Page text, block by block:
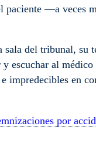
paciente —a veces
del tribunal, su
escuchar al
impredecibles en
por